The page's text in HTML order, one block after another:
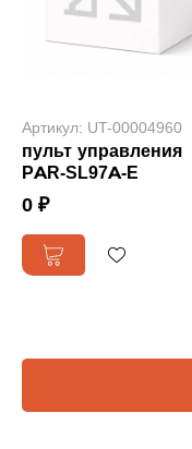
Артикул: UT-00004960
пульт управления
PAR-SL97A-E
0 ₽